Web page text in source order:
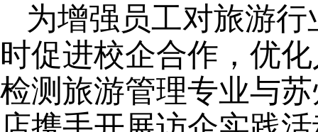
为增强员工对旅游
时促进校企合作，优
检测旅游管理专业与